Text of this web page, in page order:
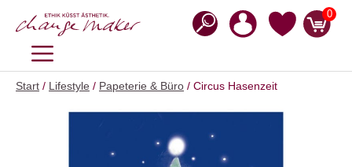
Inhalt
0
MENÜ
Start / Lifestyle / Papeterie & Büro / Circus Hasenzeit